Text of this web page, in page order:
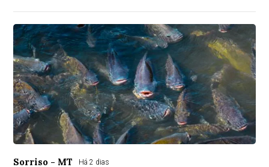
Sorriso - MT Há 2 dias